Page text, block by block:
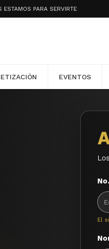
- LAS 24
EVENTOS
El